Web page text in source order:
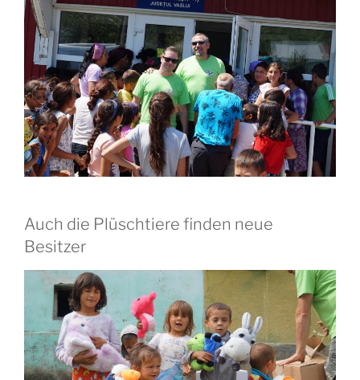
Auch die Plüschtiere finden neue
Besitzer